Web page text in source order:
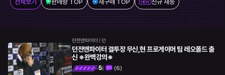
메이플스토리 FC온라인
롤토체스 오버워치
히어로즈오브스톰
서든어택
전체보기 판매량 TOP 재구매 TOP NEW 신규 재능
던전앤파이터 던
던전앤파이터 결투장 무신,현 프로게이머 팀 레오폴드 출
신 ※완벽강의※
5 (6)